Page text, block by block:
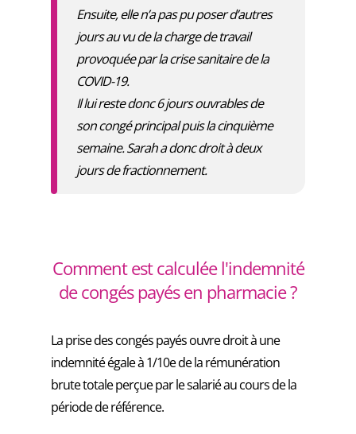
Ensuite, elle n’a pas pu poser d’autres
jours au vu de la charge de travail
provoquée par la crise sanitaire de la
COVID-19.
Il lui reste donc 6 jours ouvrables de
son congé principal puis la cinquième
semaine. Sarah a donc droit à deux
jours de fractionnement.
Comment est calculée l'indemnité
de congés payés en pharmacie ?
La prise des congés payés ouvre droit à une
indemnité égale à 1/10e de la rémunération
brute totale perçue par le salarié au cours de la
période de référence.